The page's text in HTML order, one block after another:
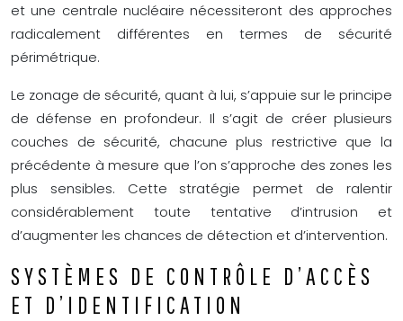
et une centrale nucléaire nécessiteront des approches
radicalement différentes en termes de sécurité
périmétrique.
Le zonage de sécurité, quant à lui, s’appuie sur le principe
de défense en profondeur. Il s’agit de créer plusieurs
couches de sécurité, chacune plus restrictive que la
précédente à mesure que l’on s’approche des zones les
plus sensibles. Cette stratégie permet de ralentir
considérablement toute tentative d’intrusion et
d’augmenter les chances de détection et d’intervention.
SYSTÈMES DE CONTRÔLE D’ACCÈS
ET D’IDENTIFICATION